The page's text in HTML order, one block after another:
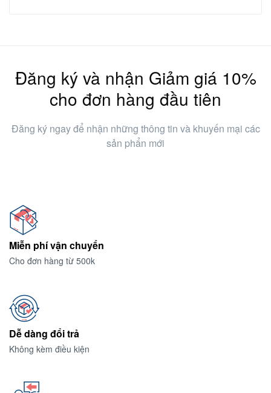
Đăng ký và nhận Giảm giá 10%
cho đơn hàng đầu tiên
Đăng ký ngay để nhận những thông tin và khuyến mại các
sản phẩn mới
Miễn phí vận chuyển
Cho đơn hàng từ 500k
Dễ dàng đổi trả
Không kèm điều kiện